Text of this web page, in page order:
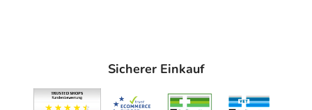
Sicherer Einkauf